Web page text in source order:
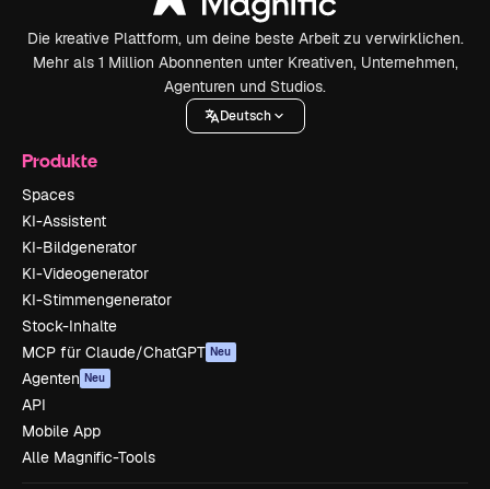
Die kreative Plattform, um deine beste Arbeit zu verwirklichen.
Mehr als 1 Million Abonnenten unter Kreativen, Unternehmen,
Agenturen und Studios.
Deutsch
Produkte
Spaces
KI-Assistent
KI-Bildgenerator
KI-Videogenerator
KI-Stimmengenerator
Stock-Inhalte
MCP für Claude/ChatGPT Neu
Agenten Neu
API
Mobile App
Alle Magnific-Tools